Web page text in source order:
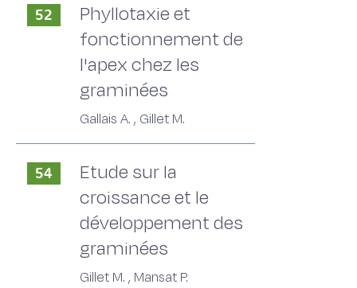
52
Phyllotaxie et
fonctionnement de
l'apex chez les
graminées
Gallais A. , Gillet M.
54
Etude sur la
croissance et le
développement des
graminées
Gillet M. , Mansat P.